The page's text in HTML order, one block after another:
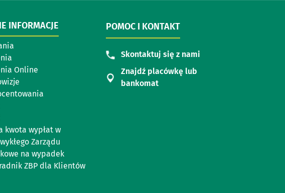
INFORMACJE
Online
kwota wypłat w
Zarządu
na wypadek
ZBP dla Klientów
POMOC I KONTAKT
Skontaktuj się z nami
Znajdź placówkę lub
bankomat